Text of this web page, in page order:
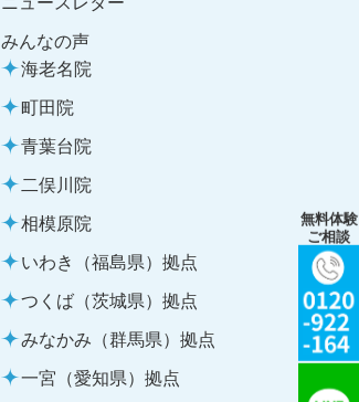
無料体験
ご相談
みんなの声
海老名院
町田院
青葉台院
二俣川院
相模原院
いわき（福島県）拠点
つくば（茨城県）拠点
みなかみ（群馬県）拠点
一宮（愛知県）拠点